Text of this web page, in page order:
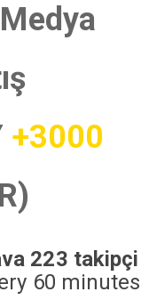
+3000
223 takipçi
60